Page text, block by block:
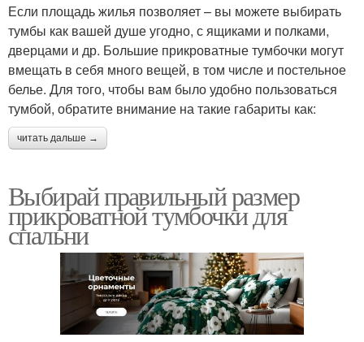
Если площадь жилья позволяет – вы можете выбирать
тумбы как вашей душе угодно, с ящиками и полками,
дверцами и др. Большие прикроватные тумбочки могут
вмещать в себя много вещей, в том числе и постельное
белье. Для того, чтобы вам было удобно пользоваться
тумбой, обратите внимание на такие габариты как:
читать дальше →
Выбирай правильный размер
прикроватной тумбочки для
спальни